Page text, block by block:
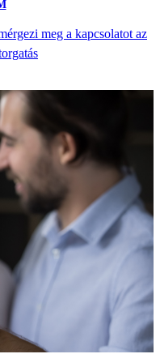
meg a kapcsolatot az